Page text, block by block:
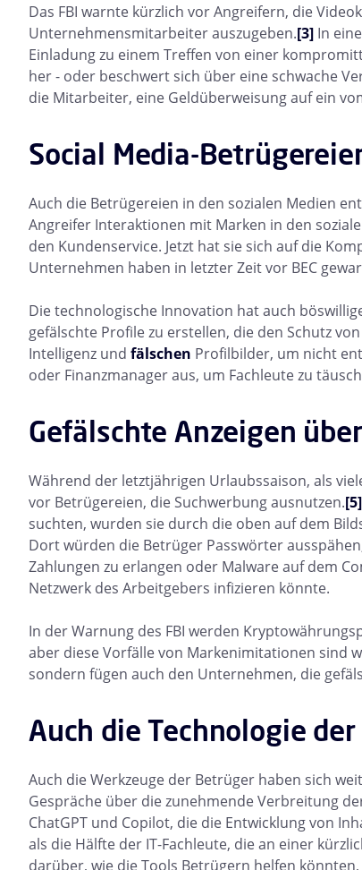
Das FBI warnte kürzlich vor Angreifern, die
Unternehmensmitarbeiter auszugeben.[3] In
Einladung zu einem Treffen von einer
her - oder beschwert sich über eine schwache
die Mitarbeiter, eine Geldüberweisung auf ein
Social Media-
Auch die Betrügereien in den sozialen Medien
Angreifer Interaktionen mit Marken in den
den Kundenservice. Jetzt hat sie sich auf die
Unternehmen haben in letzter Zeit vor BEC
Die technologische Innovation hat auch
gefälschte Profile zu erstellen, die den Schutz
Intelligenz und fälschen Profilbilder, um nicht
oder Finanzmanager aus, um Fachleute zu
Gefälschte Anzeigen
Während der letztjährigen Urlaubssaison, als
vor Betrügereien, die Suchwerbung ausnutzen.[5]
suchten, wurden sie durch die oben auf dem
Dort würden die Betrüger Passwörter
Zahlungen zu erlangen oder Malware auf dem
Netzwerk des Arbeitgebers infizieren könnte.
In der Warnung des FBI werden
aber diese Vorfälle von Markenimitationen sind
sondern fügen auch den Unternehmen, die
Auch die Technologie
Auch die Werkzeuge der Betrüger haben sich
Gespräche über die zunehmende Verbreitung
ChatGPT und Copilot, die die Entwicklung von
als die Hälfte der IT-Fachleute, die an einer
darüber, wie die Tools Betrügern helfen